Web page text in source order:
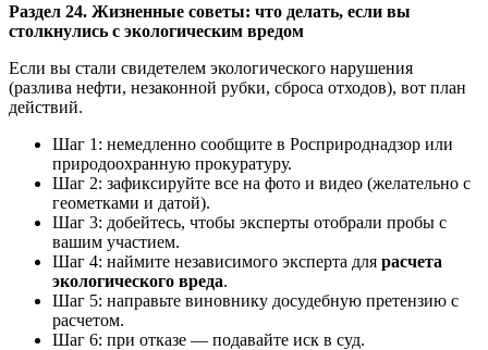
Раздел 24. Жизненные советы: что делать, если вы
столкнулись с экологическим вредом
Если вы стали свидетелем экологического нарушения
(разлива нефти, незаконной рубки, сброса отходов), вот план
действий.
Шаг 1: немедленно сообщите в Росприроднадзор или
природоохранную прокуратуру.
Шаг 2: зафиксируйте все на фото и видео (желательно с
геометками и датой).
Шаг 3: добейтесь, чтобы эксперты отобрали пробы с
вашим участием.
Шаг 4: наймите независимого эксперта для расчета
экологического вреда.
Шаг 5: направьте виновнику досудебную претензию с
расчетом.
Шаг 6: при отказе — подавайте иск в суд.